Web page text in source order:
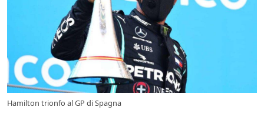
Hamilton trionfo al GP di Spagna